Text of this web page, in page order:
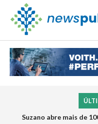
Suzano abre mais de